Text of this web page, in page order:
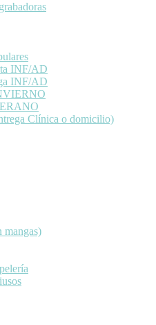
INF/AD
INF/AD
Clínica o domicilio)
mangas)